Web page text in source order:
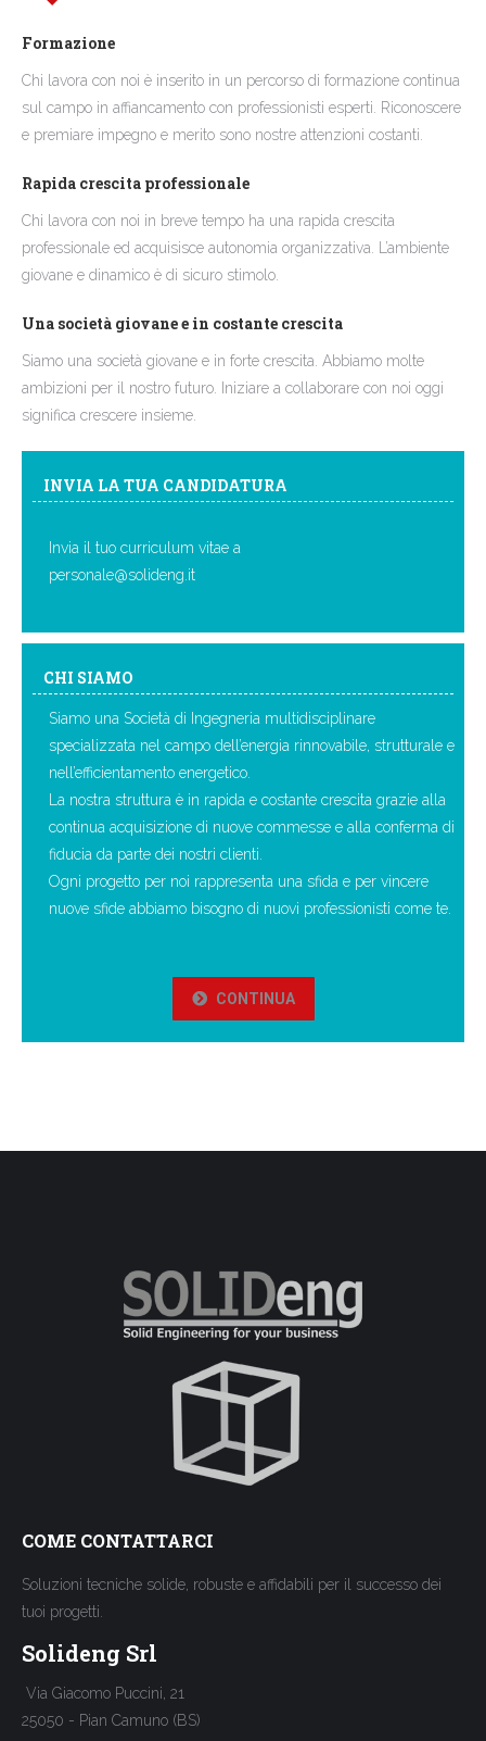
Formazione
Chi lavora con noi è inserito in un percorso di formazione continua
sul campo in affiancamento con professionisti esperti. Riconoscere
e premiare impegno e merito sono nostre attenzioni costanti.
Rapida crescita professionale
Chi lavora con noi in breve tempo ha una rapida crescita
professionale ed acquisisce autonomia organizzativa. L’ambiente
giovane e dinamico è di sicuro stimolo.
Una società giovane e in costante crescita
Siamo una società giovane e in forte crescita. Abbiamo molte
ambizioni per il nostro futuro. Iniziare a collaborare con noi oggi
significa crescere insieme.
INVIA LA TUA CANDIDATURA
Invia il tuo curriculum vitae a
personale@solideng.it
CHI SIAMO
Siamo una Società di Ingegneria multidisciplinare
specializzata nel campo dell’energia rinnovabile, strutturale e
nell’efficientamento energetico.
La nostra struttura è in rapida e costante crescita grazie alla
continua acquisizione di nuove commesse e alla conferma di
fiducia da parte dei nostri clienti.
Ogni progetto per noi rappresenta una sfida e per vincere
nuove sfide abbiamo bisogno di nuovi professionisti come te.
CONTINUA
COME CONTATTARCI
Soluzioni tecniche solide, robuste e affidabili per il successo dei
tuoi progetti.
Solideng Srl
Via Giacomo Puccini, 21
25050 - Pian Camuno (BS)